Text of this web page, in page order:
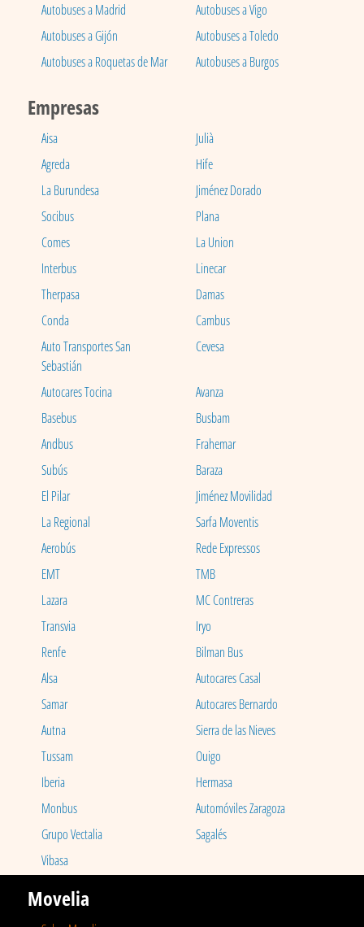
Autobuses a Madrid
Autobuses a Vigo
Autobuses a Gijón
Autobuses a Toledo
Autobuses a Roquetas de Mar
Autobuses a Burgos
Empresas
Aisa
Julià
Agreda
Hife
La Burundesa
Jiménez Dorado
Socibus
Plana
Comes
La Union
Interbus
Linecar
Therpasa
Damas
Conda
Cambus
Auto Transportes San
Sebastián
Cevesa
Autocares Tocina
Avanza
Basebus
Busbam
Andbus
Frahemar
Subús
Baraza
El Pilar
Jiménez Movilidad
La Regional
Sarfa Moventis
Aerobús
Rede Expressos
EMT
TMB
Lazara
MC Contreras
Transvia
Iryo
Renfe
Bilman Bus
Alsa
Autocares Casal
Samar
Autocares Bernardo
Autna
Sierra de las Nieves
Tussam
Ouigo
Iberia
Hermasa
Monbus
Automóviles Zaragoza
Grupo Vectalia
Sagalés
Vibasa
Movelia